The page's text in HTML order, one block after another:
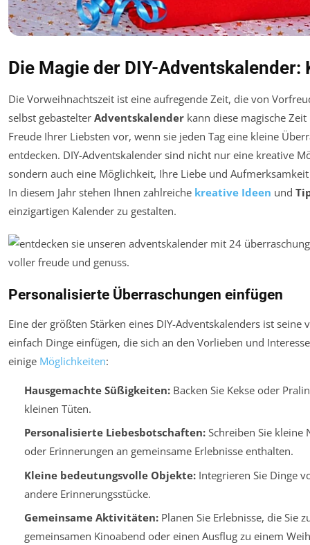
Die Magie der DIY-
Die Vorweihnachtszeit ist eine aufregende Zeit, die von
selbst gebastelter Adventskalender kann diese magische
Freude Ihrer Liebsten vor, wenn sie jeden Tag eine kleine
entdecken. DIY-Adventskalender sind nicht nur eine kreative
sondern auch eine Möglichkeit, Ihre Liebe und
In diesem Jahr stehen Ihnen zahlreiche kreative Ideen und
einzigartigen Kalender zu gestalten.
Personalisierte Überraschungen einfügen
Eine der größten Stärken eines DIY-Adventskalenders ist
einfach Dinge einfügen, die sich an den Vorlieben und
einige Möglichkeiten:
Hausgemachte Süßigkeiten:Backen Sie Kekse oder
kleinen Tüten.
Personalisierte Liebesbotschaften:Schreiben Sie kleine
oder Erinnerungen an gemeinsame Erlebnisse enthalten.
Kleine bedeutungsvolle Objekte:Integrieren Sie Dinge
andere Erinnerungsstücke.
Gemeinsame Aktivitäten:Planen Sie Erlebnisse, die Sie
gemeinsamen Kinoabend oder einen Ausflug zu einem